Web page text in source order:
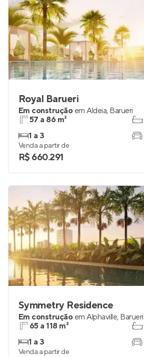
Royal Barueri
Em construção em Aldeia, Barueri
57 a 86 m²
1 a 3
Venda a partir de
R$ 660.291
Symmetry Residence
Em construção em Alphaville, Barueri
65 a 118 m²
1 a 3
Venda a partir de